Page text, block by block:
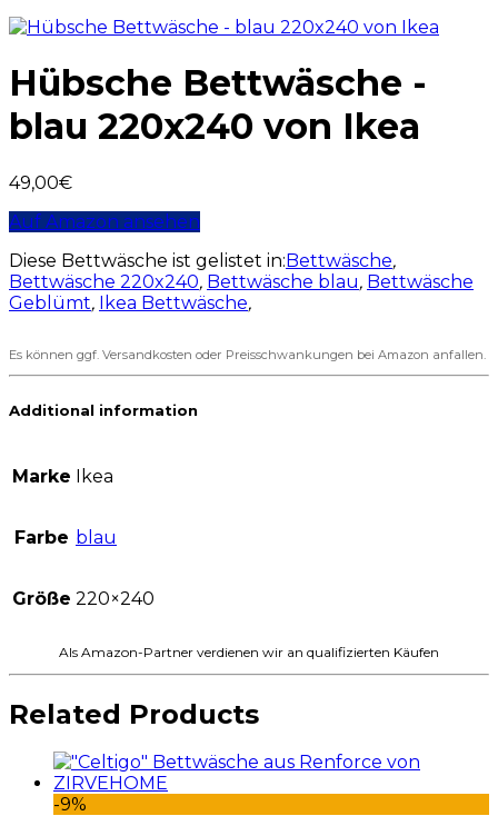
Hübsche Bettwäsche -
blau 220x240 von Ikea
49,00€
Auf Amazon ansehen
Diese Bettwäsche ist gelistet in:Bettwäsche,
Bettwäsche 220x240, Bettwäsche blau, Bettwäsche
Geblümt, Ikea Bettwäsche,
Es können ggf. Versandkosten oder Preisschwankungen bei Amazon anfallen.
Additional information
Marke Ikea
Farbe blau
Größe 220×240
Als Amazon-Partner verdienen wir an qualifizierten Käufen
Related Products
-9%